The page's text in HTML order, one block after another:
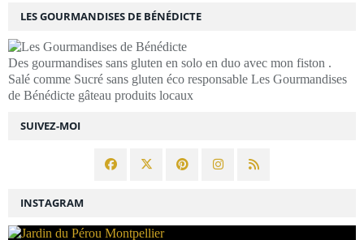
SUIVEZ-MOI
LES GOURMANDISES DE BÉNÉDICTE
Des gourmandises sans gluten en solo en duo avec mon fiston .
Salé comme Sucré sans gluten éco responsable Les Gourmandises
de Bénédicte gâteau produits locaux
INSTAGRAM